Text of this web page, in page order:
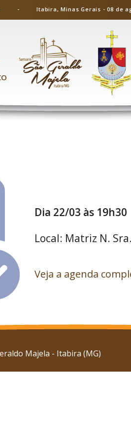
- Itabira, Minas Gerais - 08
Dia 22/03 às 19h30
Local: Matriz N.
Veja a agenda
Majela - Itabira (MG)